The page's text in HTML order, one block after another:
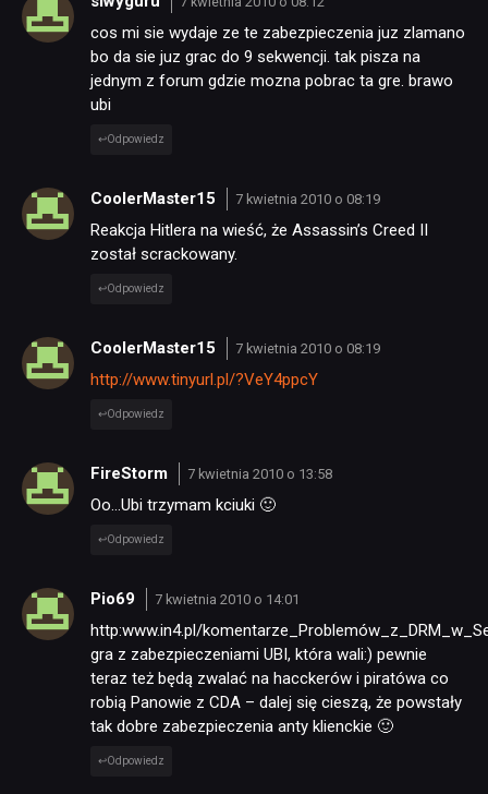
cos mi sie wydaje ze te zabezpieczenia juz zlamano
bo da sie juz grac do 9 sekwencji. tak pisza na
jednym z forum gdzie mozna pobrac ta gre. brawo
ubi
Odpowiedz
CoolerMaster15 7 kwietnia 2010 o 08:19
Reakcja Hitlera na wieść, że Assassin’s Creed II
został scrackowany.
Odpowiedz
CoolerMaster15 7 kwietnia 2010 o 08:19
http://www.tinyurl.pl/?VeY4ppcY
Odpowiedz
FireStorm 7 kwietnia 2010 o 13:58
Oo…Ubi trzymam kciuki 🙂
Odpowiedz
Pio69 7 kwietnia 2010 o 14:01
http:www.in4.pl/
gra z zabezpieczeniami UBI, która wali:) pewnie
teraz też będą zwalać na hacckerów i piratówa co
robią Panowie z CDA – dalej się cieszą, że powstały
tak dobre zabezpieczenia anty klienckie 🙂
Odpowiedz